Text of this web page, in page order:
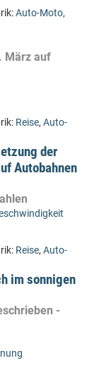
Auto-Moto,
März auf
Reise, Auto-
der
Autobahnen
Reise, Auto-
im sonnigen
-